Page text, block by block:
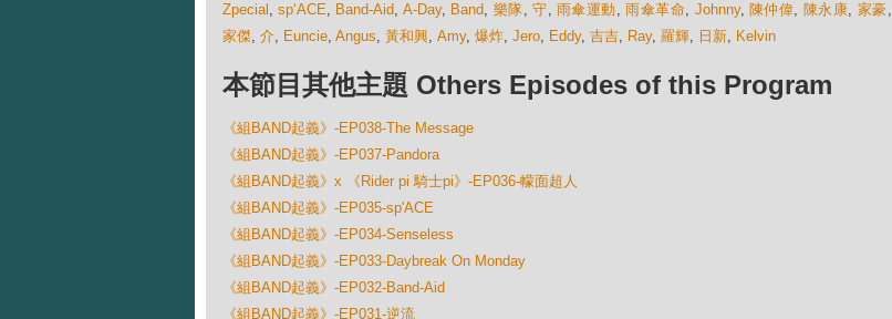
Zpecial , sp‘ACE, Band-Aid, A-Day, Band, 樂隊,守,雨傘運動,雨傘革命, Johnny, 陳仲偉, 陳永康, 家豪,
家傑, 介, Euncie, Angus, 黃和興, Amy, 爆炸, Jero, Eddy, 吉吉, Ray, 羅輝, 日新, Kelvin
本節目其他主題 Others Episodes of this Program
《組BAND起義》-EP038-The Message
《組BAND起義》-EP037-Pandora
《組BAND起義》x 《Rider pi 騎士pi》-EP036-幪面超人
《組BAND起義》-EP035-sp'ACE
《組BAND起義》-EP034-Senseless
《組BAND起義》-EP033-Daybreak On Monday
《組BAND起義》-EP032-Band-Aid
《組BAND起義》-EP031-逆流